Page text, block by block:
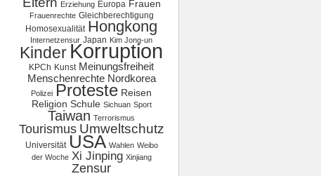
Erziehung Europa Frauen
Frauenrechte Gleichberechtigung
Homosexualität Hongkong
Internetzensur Japan Kim Jong-un
KinderKorruption
KPCh Kunst Meinungsfreiheit
Menschenrechte Nordkorea
Polizei Proteste Reisen
Religion Schule Sichuan Sport
Taiwan Terrorismus
Tourismus Umweltschutz
Universität USA Wahlen Weibo
der Woche Xi Jinping Xinjiang
Zensur